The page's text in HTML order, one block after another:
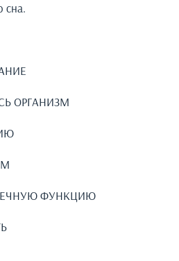
сна.
ОРГАНИЗМ
ФУНКЦИЮ